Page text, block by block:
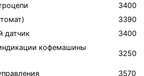
3400
3390
датчик
3400
кофемашины
3250
3570